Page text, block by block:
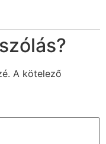
A kötelező